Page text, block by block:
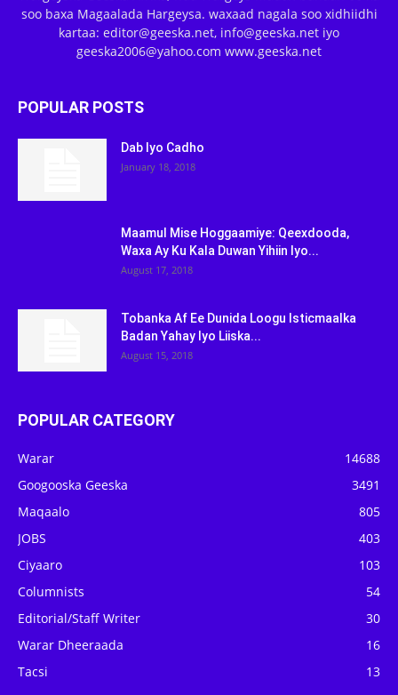
soo baxa Magaalada Hargeysa. waxaad nagala soo xidhiidhi
kartaa: editor@geeska.net, info@geeska.net iyo
geeska2006@yahoo.com www.geeska.net
POPULAR POSTS
Dab Iyo Cadho
January 18, 2018
Maamul Mise Hoggaamiye: Qeexdooda,
Waxa Ay Ku Kala Duwan Yihiin Iyo...
August 17, 2018
Tobanka Af Ee Dunida Loogu Isticmaalka
Badan Yahay Iyo Liiska...
August 15, 2018
POPULAR CATEGORY
Warar
14688
Googooska Geeska
3491
Maqaalo
805
JOBS
403
Ciyaaro
103
Columnists
54
Editorial/Staff Writer
30
Warar Dheeraada
16
Tacsi
13